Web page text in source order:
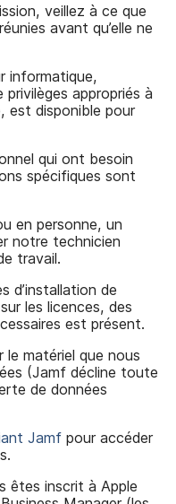
veillez à ce que
avant qu’elle ne
informatique,
appropriés à
est disponible pour
qui ont besoin
spécifiques sont
en personne, un
notre technicien
travail.
d’installation de
les licences, des
est présent.
le matériel que nous
(Jamf décline toute
de données
Jamf pour accéder
êtes inscrit à Apple